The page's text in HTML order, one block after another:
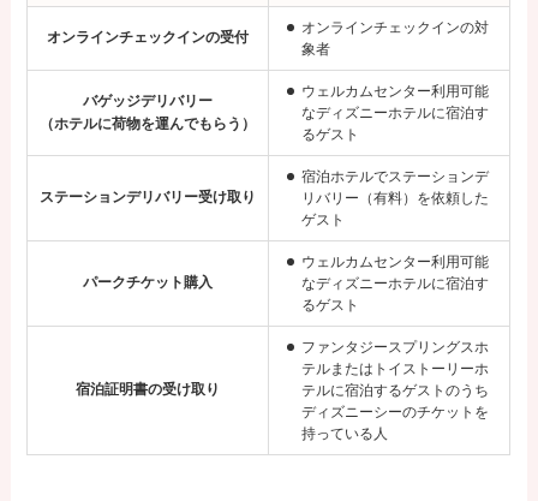
オンラインチェックインの受付
オンラインチェックインの対
象者
バゲッジデリバリー
（ホテルに荷物を運んでもらう）
ウェルカムセンター利用可能
なディズニーホテルに宿泊す
るゲスト
ステーションデリバリー受け取り
宿泊ホテルでステーションデ
リバリー（有料）を依頼した
ゲスト
パークチケット購入
ウェルカムセンター利用可能
なディズニーホテルに宿泊す
るゲスト
宿泊証明書の受け取り
ファンタジースプリングスホ
テルまたはトイストーリーホ
テルに宿泊するゲストのうち
ディズニーシーのチケットを
持っている人